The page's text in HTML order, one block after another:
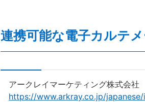
連携可能な電子カルテ
アークレイマーケティング株式会社
https://www.arkray.co.jp/